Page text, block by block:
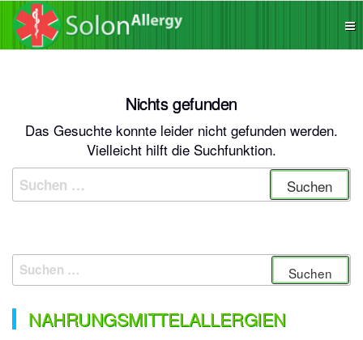
Zum
Inhalt
springen
finden!
Nichts gefunden
Das Gesuchte konnte leider nicht gefunden werden.
Vielleicht hilft die Suchfunktion.
nach:
Suchen
nach:
NAHRUNGSMITTELALLERGIEN